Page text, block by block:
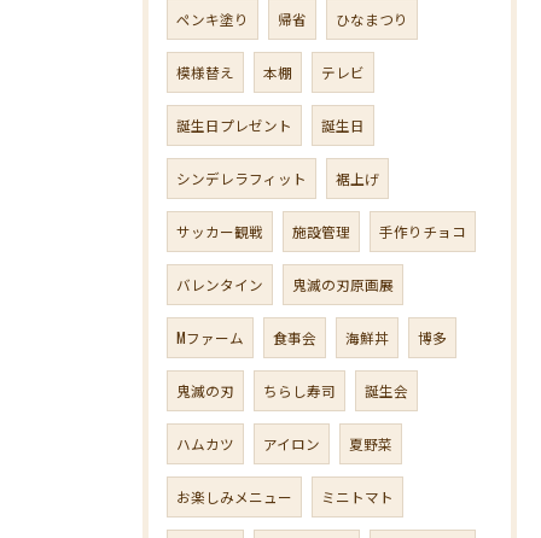
ペンキ塗り 帰省 ひなまつり
模様替え 本棚 テレビ
誕生日プレゼント 誕生日
シンデレラフィット 裾上げ
サッカー観戦 施設管理 手作りチョコ
バレンタイン 鬼滅の刃原画展
Mファーム 食事会 海鮮丼 博多
鬼滅の刃 ちらし寿司 誕生会
ハムカツ アイロン 夏野菜
お楽しみメニュー ミニトマト